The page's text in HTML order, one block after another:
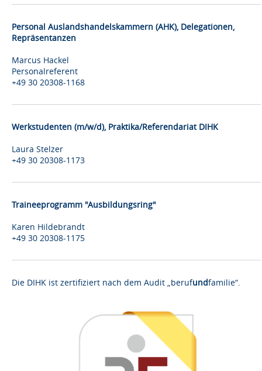
Personal Auslandshandelskammern (AHK), Delegationen,
Repräsentanzen
Marcus Hackel
Personalreferent
+49 30 20308-1168
Werkstudenten (m/w/d), Praktika/Referendariat DIHK
Laura Stelzer
+49 30 20308-1173
Traineeprogramm "Ausbildungsring"
Karen Hildebrandt
+49 30 20308-1175
Die DIHK ist zertifiziert nach dem Audit „berufundfamilie“.